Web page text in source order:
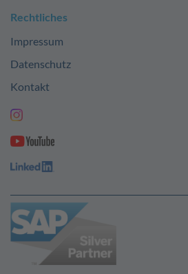
Rechtliches
Impressum
Datenschutz
Kontakt